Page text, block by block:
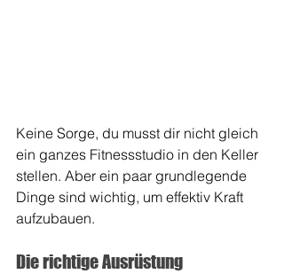
Keine Sorge, du musst dir nicht gleich
ein ganzes Fitnessstudio in den Keller
stellen. Aber ein paar grundlegende
Dinge sind wichtig, um effektiv Kraft
aufzubauen.
Die richtige Ausrüstung